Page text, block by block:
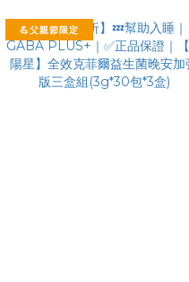
規格)
💪父親節限定